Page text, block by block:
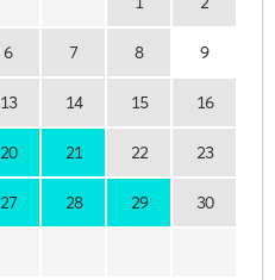
6 7 8 9
13 14 15 16
20 21 22 23
27 28 29 30